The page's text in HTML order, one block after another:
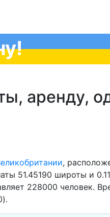
аренду,
,
51.45190 широты и
228000 человек.